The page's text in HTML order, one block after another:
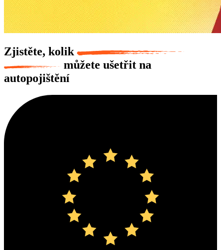
Zjistěte, kolik
můžete ušetřit na
autopojištění